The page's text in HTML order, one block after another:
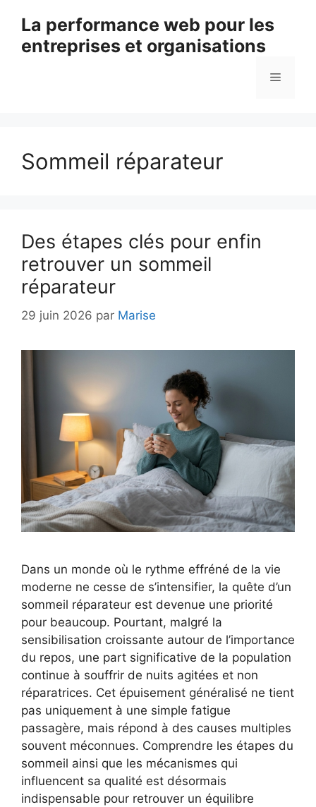
contenu
La performance web pour les
entreprises et organisations
Menu
Sommeil réparateur
Des étapes clés pour enfin
retrouver un sommeil
réparateur
29 juin 2026 par Marise
Dans un monde où le rythme effréné de la vie
moderne ne cesse de s’intensifier, la quête d’un
sommeil réparateur est devenue une priorité
pour beaucoup. Pourtant, malgré la
sensibilisation croissante autour de l’importance
du repos, une part significative de la population
continue à souffrir de nuits agitées et non
réparatrices. Cet épuisement généralisé ne tient
pas uniquement à une simple fatigue
passagère, mais répond à des causes multiples
souvent méconnues. Comprendre les étapes du
sommeil ainsi que les mécanismes qui
influencent sa qualité est désormais
indispensable pour retrouver un équilibre